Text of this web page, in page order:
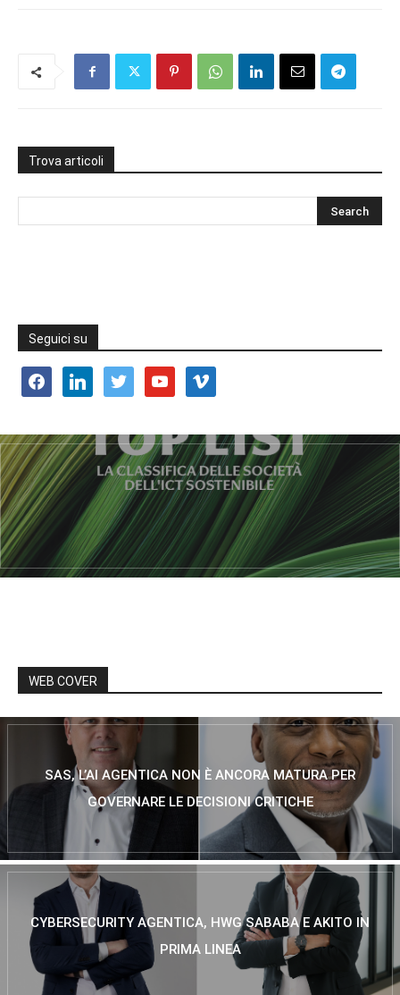
Trova articoli
Seguici su
facebooklinkedin twitter youtube vimeo
WEB COVER
SAS, L’AI AGENTICA NON È ANCORA MATURA PER
GOVERNARE LE DECISIONI CRITICHE
CYBERSECURITY AGENTICA, HWG SABABA E AKITO IN
PRIMA LINEA